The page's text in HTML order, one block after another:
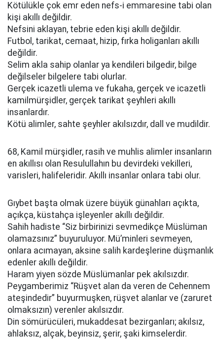
Kötülükle çok emr eden nefs-i emmaresine tabi olan
kişi akıllı değildir.
Nefsini aklayan, tebrie eden kişi akıllı değildir.
Futbol, tarikat, cemaat, hizip, fırka holiganları akıllı
değildir.
Selim akla sahip olanlar ya kendileri bilgedir, bilge
değilseler bilgelere tabi olurlar.
Gerçek icazetli ulema ve fukaha, gerçek ve icazetli
kamilmürşidler, gerçek tarikat şeyhleri akıllı
insanlardır.
Kötü alimler, sahte şeyhler akılsızdır, dall ve mudildir.
68, Kamil mürşidler, rasih ve muhlis alimler insanların
en akıllısı olan Resulullahın bu devirdeki vekilleri,
varisleri, halifeleridir. Akıllı insanlar onlara tabi olur.
Gıybet başta olmak üzere büyük günahları açıkta,
açıkça, küstahça işleyenler akıllı değildir.
Sahih hadiste “Siz birbirinizi sevmedikçe Müslüman
olamazsınız” buyuruluyor. Mü’minleri sevmeyen,
onlara acımayan, aksine salih kardeşlerine düşmanlık
edenler akıllı değildir.
Haram yiyen sözde Müslümanlar pek akılsızdır.
Peygamberimiz “Rüşvet alan da veren de Cehennem
ateşindedir” buyurmuşken, rüşvet alanlar ve (zaruret
olmaksızın) verenler akılsızdır.
Din sömürücüleri, mukaddesat bezirganları; akılsız,
ahlaksız, alçak, beyinsiz, şerir, şaki kimselerdir.